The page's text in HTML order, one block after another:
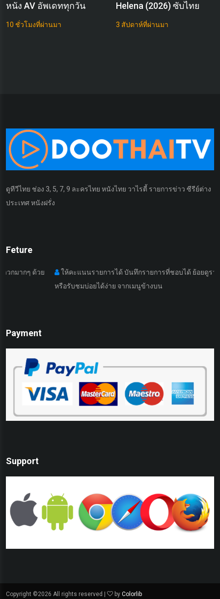
หนัง AV อัพเดททุกวัน
10 ชั่วโมงที่ผ่านมา
Helena (2026) ซับไทย
3 สัปดาห์ที่ผ่านมา
ดูทีวีไทย ช่อง 3, 5, 7, 9 ละครไทย หนังไทย วาไรตี้ รายการข่าว ซีรีย์ต่าง
ประเทศ หนังฝรั่ง
Feture
ด้วย
ให้คะแนนรายการได้ บันทึกรายการที่ชอบได้ ย้อยดูรายการที่เค
หรือรับชมบ่อยได้ง่าย จากเมนูข้างบน
Payment
Support
Copyright ©2026 All rights reserved | by Colorlib